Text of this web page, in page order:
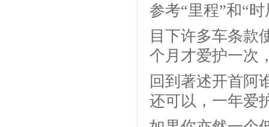
参考“里程”和“
目下许多车条款
个月才爱护一次
回到著述开首阿
还可以，一年爱